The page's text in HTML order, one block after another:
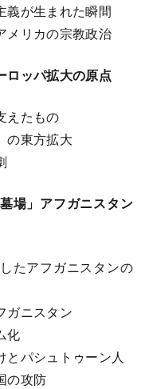
が生まれた瞬間
リカの宗教政治
ッパ拡大の原点
たもの
東方拡大
」アフガニスタン
アフガニスタンの
ニスタン
化
パシュトゥーン人
の攻防